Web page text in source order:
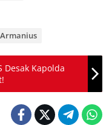
Desak Kapolda